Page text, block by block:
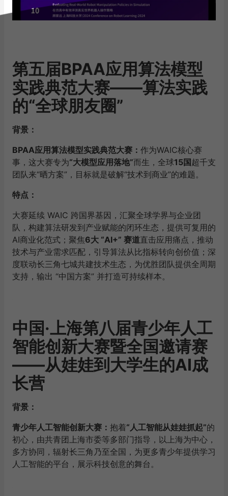
第五届BPAA应用算法模型
实践典范大赛——算法实践
的“全球朋友圈”
背景：
BPAA应用算法模型实践典范大赛： 作为WAIC核心赛
事，这大赛专为“大模型应用落地”而生，全球15国 超千支
团队来“晒方案”，目标就是破解“技术到商业”的难题。
特点：
大赛延续 WAIC 跨国界基因，汇聚全球学界与企业团
队，构建算法研发到产业赋能的闭环生态，提供可复用的
AI商业化范式；聚焦6大 “AI+” 赛道直击应用痛点，推动
技术与产业需求匹配，引导算法从比指标转向创价值；深
度联动长三角七城共建技术生态，为优胜团队提供全周期
支持，输出 “中国方案” 并打造可持续样本。
中国·上海第八届青少年人工
智能创新大赛暨全国邀请赛
——从娃娃到大学生的AI成
长营
背景：
青少年人工智能创新大赛： 抱着“人工智能从娃娃抓起”的
初心，由共青团上海市委等多部门指导，以上海为中心，
多方协同，辐射长三角乃至全国，为更多青少年提供学习
人工智能的平台，展示科技创意的舞台。